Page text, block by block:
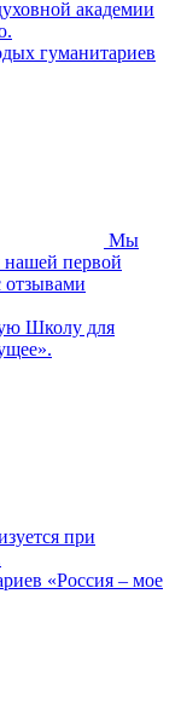
академии
гуманитариев
Мы
первой
отзывами
Школу для
при
«Россия – мое